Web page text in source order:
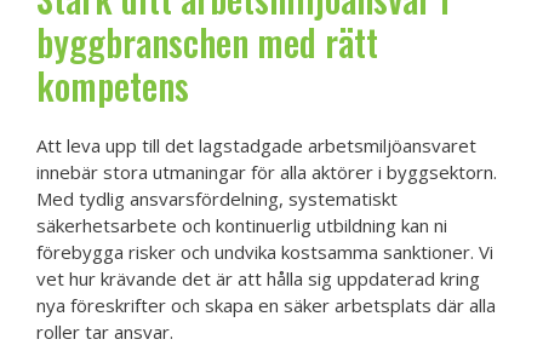
byggbranschen med rätt
kompetens
Att leva upp till det lagstadgade arbetsmiljöansvaret
innebär stora utmaningar för alla aktörer i byggsektorn.
Med tydlig ansvarsfördelning, systematiskt
säkerhetsarbete och kontinuerlig utbildning kan ni
förebygga risker och undvika kostsamma sanktioner. Vi
vet hur krävande det är att hålla sig uppdaterad kring
nya föreskrifter och skapa en säker arbetsplats där alla
roller tar ansvar.